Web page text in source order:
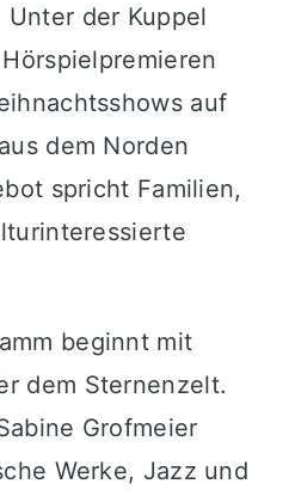
Unter der Kuppel
auf
dem Norden
spricht Familien,
beginnt mit
dem Sternenzelt.
Grofmeier
Werke, Jazz und